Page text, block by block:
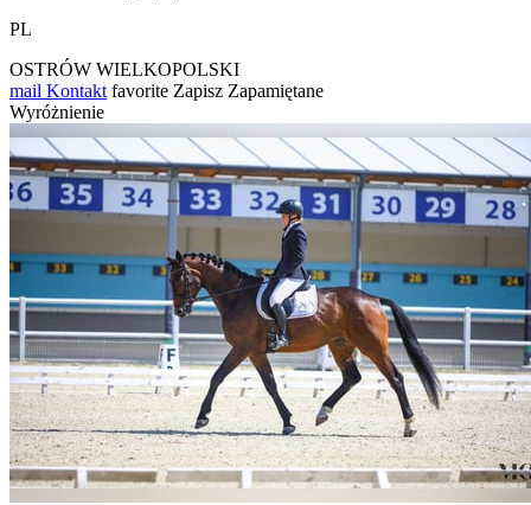
PL
OSTRÓW WIELKOPOLSKI
mail Kontakt favorite Zapisz Zapamiętane
Wyróżnienie